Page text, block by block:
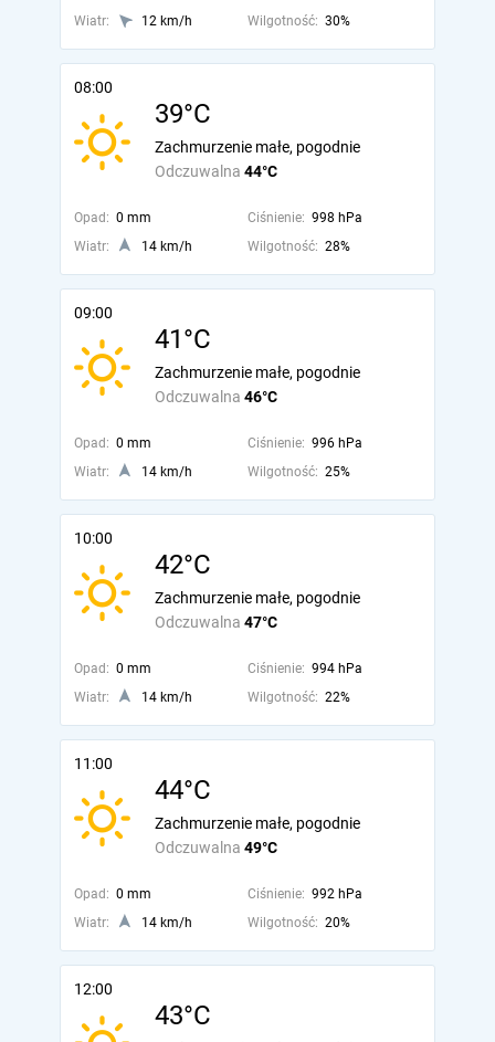
Wiatr: 12 km/h Wilgotność: 30%
08:00
39°C
Odczuwalna 44°C
Zachmurzenie małe, pogodnie
Opad: 0 mm Ciśnienie: 998 hPa
Wiatr:
14 km/h Wilgotność: 28%
09:00
41°C
Odczuwalna 46°C
Zachmurzenie małe, pogodnie
Opad: 0 mm Ciśnienie: 996 hPa
Wiatr:
14 km/h Wilgotność: 25%
10:00
42°C
Odczuwalna 47°C
Zachmurzenie małe, pogodnie
Opad: 0 mm Ciśnienie: 994 hPa
Wiatr:
14 km/h Wilgotność: 22%
11:00
44°C
Odczuwalna 49°C
Zachmurzenie małe, pogodnie
Opad: 0 mm Ciśnienie: 992 hPa
Wiatr:
14 km/h Wilgotność: 20%
12:00
43°C